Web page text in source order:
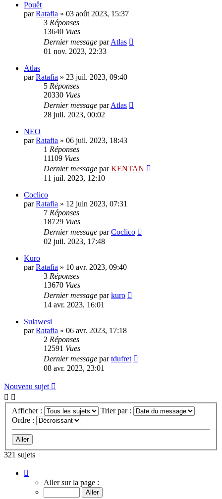
Pouêt
parRatafia » 03 août 2023, 15:37
3 Réponses
13640 Vues
Dernier message parAtlas
01 nov. 2023, 22:33
Atlas
parRatafia » 23 juil. 2023, 09:40
5 Réponses
20330 Vues
Dernier message parAtlas
28 juil. 2023, 00:02
NEO
parRatafia » 06 juil. 2023, 18:43
1 Réponses
11109 Vues
Dernier message parKENTAN
11 juil. 2023, 12:10
Coclico
parRatafia » 12 juin 2023, 07:31
7 Réponses
18729 Vues
Dernier message parCoclico
02 juil. 2023, 17:48
Kuro
parRatafia » 10 avr. 2023, 09:40
3 Réponses
13670 Vues
Dernier message parkuro
14 avr. 2023, 16:01
Sulawesi
parRatafia » 06 avr. 2023, 17:18
2 Réponses
12591 Vues
Dernier message partdufret
08 avr. 2023, 23:01
Nouveau sujet
Afficher :
Trier par :
Ordre :
321 sujets
sur
Aller sur la page :